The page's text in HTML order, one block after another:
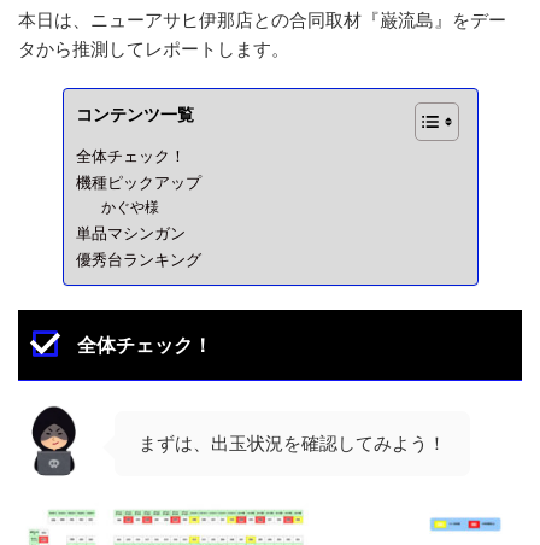
本日は、ニューアサヒ伊那店との合同取材『巌流島』をデー
タから推測してレポートします。
コンテンツ一覧
全体チェック！
機種ピックアップ
かぐや様
単品マシンガン
優秀台ランキング
全体チェック！
まずは、出玉状況を確認してみよう！